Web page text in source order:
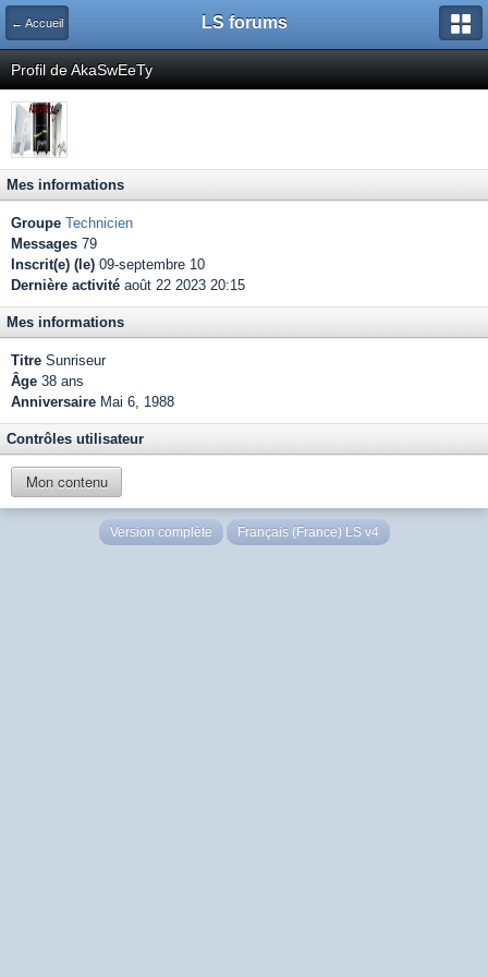
← Accueil LS forums
Profil de AkaSwEeTy
Mes informations
Groupe Technicien
Messages 79
Inscrit(e) (le) 09-septembre 10
Dernière activité août 22 2023 20:15
Mes informations
Titre Sunriseur
Âge 38 ans
Anniversaire Mai 6, 1988
Contrôles utilisateur
Mon contenu
Version complète Français (France) LS v4